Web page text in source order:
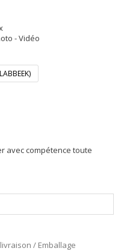
- Vidéo
avec compétence toute
/ Emballage